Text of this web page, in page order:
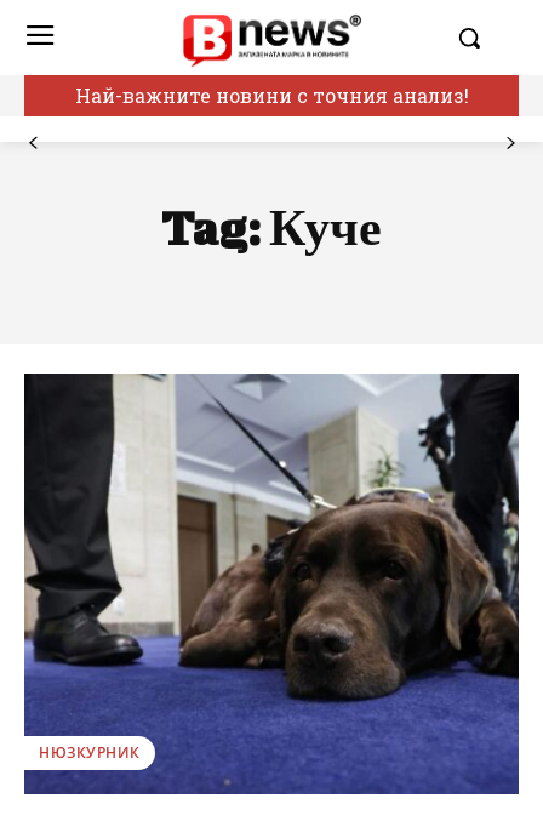
Най-важните новини с точния анализ!
Tag:Куче
НЮЗКУРНИК